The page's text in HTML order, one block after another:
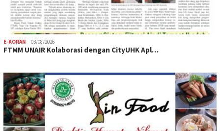
E-KORAN 03/08/2026
FTMM UNAIR Kolaborasi dengan CityUHK Apl…